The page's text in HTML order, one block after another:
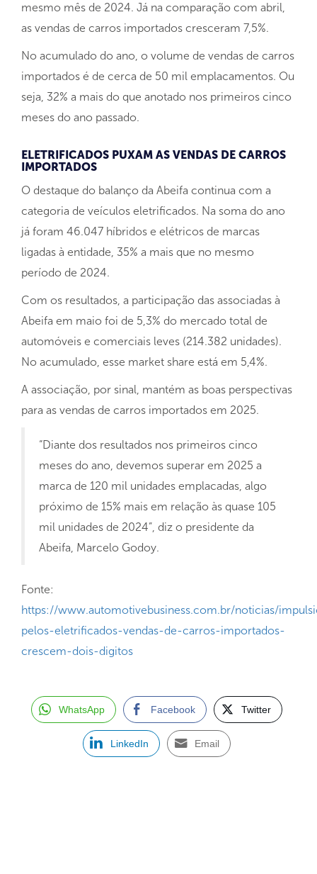
mesmo mês de 2024. Já na comparação com abril,
as vendas de carros importados cresceram 7,5%.
No acumulado do ano, o volume de vendas de carros
importados é de cerca de 50 mil emplacamentos. Ou
seja, 32% a mais do que anotado nos primeiros cinco
meses do ano passado.
ELETRIFICADOS PUXAM AS VENDAS DE CARROS
IMPORTADOS
O destaque do balanço da Abeifa continua com a
categoria de veículos eletrificados. Na soma do ano
já foram 46.047 híbridos e elétricos de marcas
ligadas à entidade, 35% a mais que no mesmo
período de 2024.
Com os resultados, a participação das associadas à
Abeifa em maio foi de 5,3% do mercado total de
automóveis e comerciais leves (214.382 unidades).
No acumulado, esse market share está em 5,4%.
A associação, por sinal, mantém as boas perspectivas
para as vendas de carros importados em 2025.
“Diante dos resultados nos primeiros cinco
meses do ano, devemos superar em 2025 a
marca de 120 mil unidades emplacadas, algo
próximo de 15% mais em relação às quase 105
mil unidades de 2024”, diz o presidente da
Abeifa, Marcelo Godoy.
Fonte:
https://www.automotivebusiness.com.br/noticias/
pelos-eletrificados-vendas-de-carros-importados-
crescem-dois-digitos
WhatsApp Facebook Twitter
LinkedIn Email